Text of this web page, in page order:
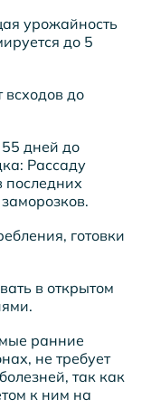
урожайность
до 5
всходов до
дней до
Рассаду
последних
готовки
в открытом
ранние
не требует
так как
к ним на